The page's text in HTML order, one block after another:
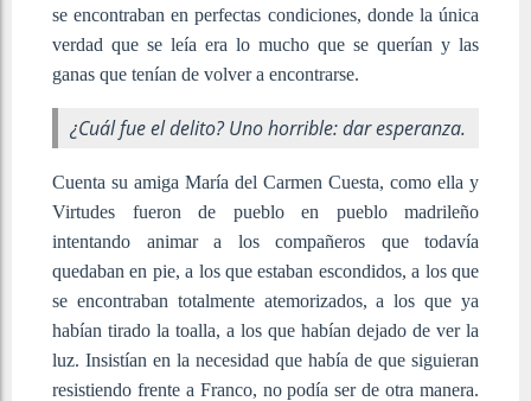
se encontraban en perfectas condiciones, donde la única
verdad que se leía era lo mucho que se querían y las
ganas que tenían de volver a encontrarse.
¿Cuál fue el delito? Uno horrible: dar esperanza.
Cuenta su amiga María del Carmen Cuesta, como ella y
Virtudes fueron de pueblo en pueblo madrileño
intentando animar a los compañeros que todavía
quedaban en pie, a los que estaban escondidos, a los que
se encontraban totalmente atemorizados, a los que ya
habían tirado la toalla, a los que habían dejado de ver la
luz. Insistían en la necesidad que había de que siguieran
resistiendo frente a Franco, no podía ser de otra manera.